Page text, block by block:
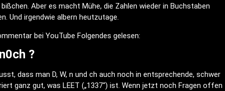
Aber es macht Mühe, die Zahlen wieder in Buchstaben
Und irgendwie albern heutzutage.
bei YouTube Folgendes gelesen:
?
dass man D, W, n und ch auch noch in entsprechende, schwer
ganz gut, was LEET („1337“) ist. Wenn jetzt noch Fragen offen